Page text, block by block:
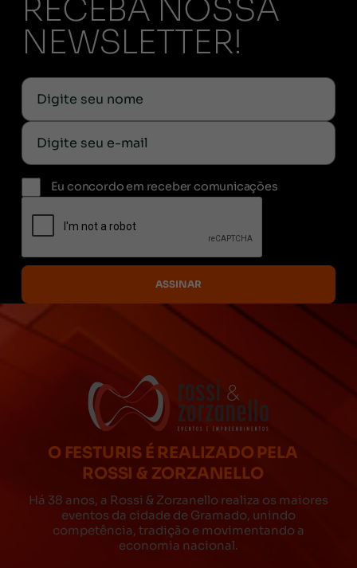
RECEBA NOSSA
NEWSLETTER!
Eu concordo em receber comunicações
O FESTURIS É REALIZADO PELA
ROSSI & ZORZANELLO
Há 38 anos, a Rossi & Zorzanello realiza os maiores
eventos da cidade de Gramado, unindo
competência, tradição e movimentando a
economia nacional.